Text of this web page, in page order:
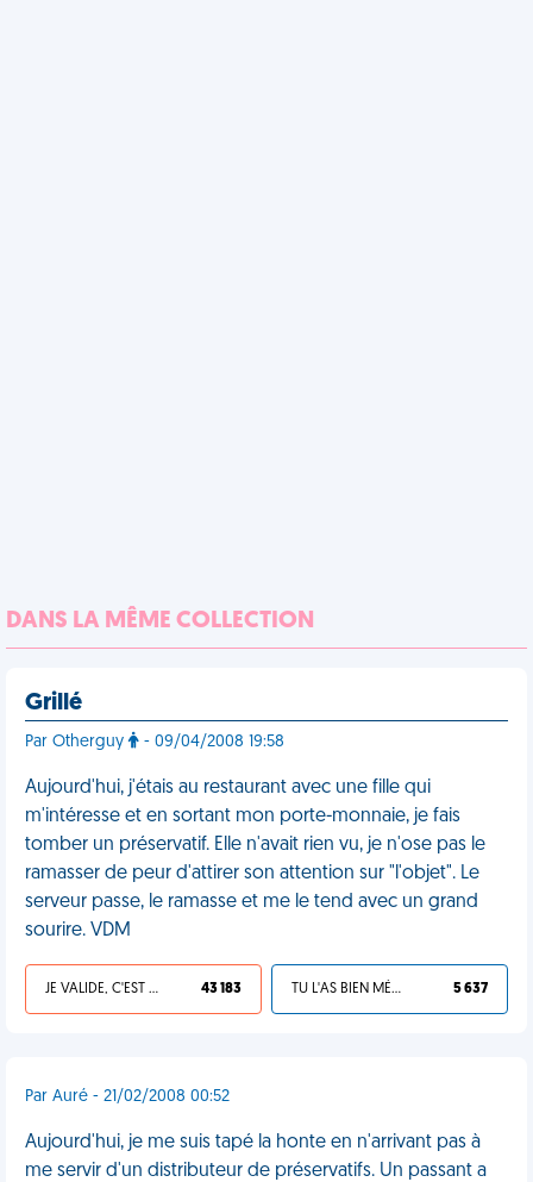
DANS LA MÊME COLLECTION
Grillé
Par Otherguy - 09/04/2008 19:58
Aujourd'hui, j'étais au restaurant avec une fille qui
m'intéresse et en sortant mon porte-monnaie, je fais
tomber un préservatif. Elle n'avait rien vu, je n'ose pas le
ramasser de peur d'attirer son attention sur "l'objet". Le
serveur passe, le ramasse et me le tend avec un grand
sourire. VDM
JE VALIDE, C'EST UNE VDM 43 183 TU L'AS BIEN MÉRITÉ 5 637
Par Auré - 21/02/2008 00:52
Aujourd'hui, je me suis tapé la honte en n'arrivant pas à
me servir d'un distributeur de préservatifs. Un passant a